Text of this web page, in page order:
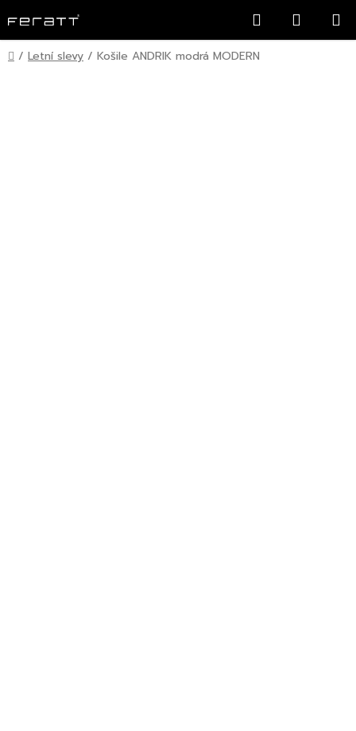
na
obsah
Hledat
KOŠÍK
Domů
/ Letní slevy / Košile ANDRIK modrá MODERN